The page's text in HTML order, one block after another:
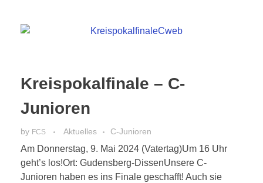
Kreispokalfinale – C-
Junioren
by FCS Aktuelles C-Junioren
Am Donnerstag, 9. Mai 2024 (Vatertag)Um 16 Uhr
geht’s los!Ort: Gudensberg-DissenUnsere C-
Junioren haben es ins Finale geschafft! Auch sie